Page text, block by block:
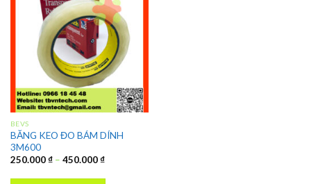
Add to
wishlist
BEVS
BĂNG KEO ĐO BÁM DÍNH
3M600
250.000₫– 450.000₫